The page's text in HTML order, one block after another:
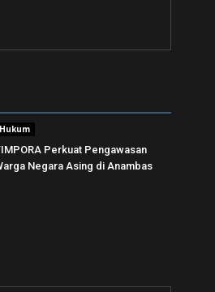
Hukum
Perkuat Pengawasan
Negara Asing di Anambas